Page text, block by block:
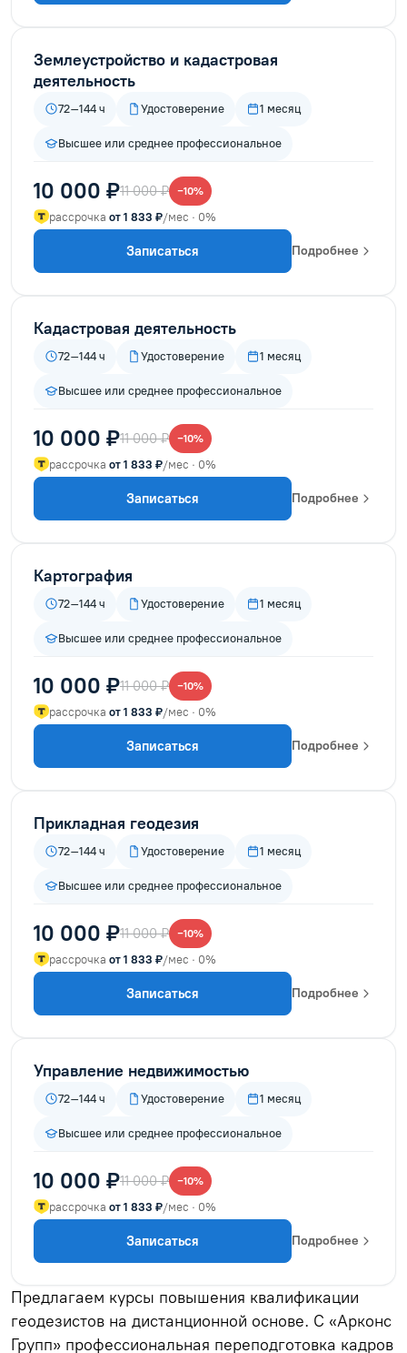
Землеустройство и кадастровая
деятельность
72–144 ч Удостоверение 1 месяц
Высшее или среднее профессиональное
10 000 ₽11 000 ₽ −10%
рассрочка от 1 833 ₽/мес · 0%
Записаться Подробнее
Кадастровая деятельность
72–144 ч Удостоверение 1 месяц
Высшее или среднее профессиональное
10 000 ₽11 000 ₽ −10%
рассрочка от 1 833 ₽/мес · 0%
Записаться Подробнее
Картография
72–144 ч Удостоверение 1 месяц
Высшее или среднее профессиональное
10 000 ₽11 000 ₽ −10%
рассрочка от 1 833 ₽/мес · 0%
Записаться Подробнее
Прикладная геодезия
72–144 ч Удостоверение 1 месяц
Высшее или среднее профессиональное
10 000 ₽11 000 ₽ −10%
рассрочка от 1 833 ₽/мес · 0%
Записаться Подробнее
Управление недвижимостью
72–144 ч Удостоверение 1 месяц
Высшее или среднее профессиональное
10 000 ₽11 000 ₽ −10%
рассрочка от 1 833 ₽/мес · 0%
Записаться Подробнее
Предлагаем курсы повышения квалификации
геодезистов на дистанционной основе. С «Арконс
Групп» профессиональная переподготовка кадров